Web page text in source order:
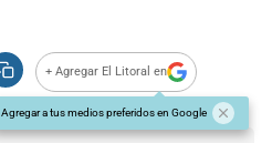
+ Agregar El Litoral en
Agregar a tus medios preferidos en Google